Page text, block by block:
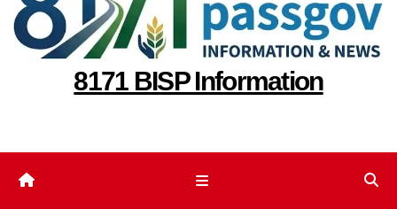
8171 BISP Information